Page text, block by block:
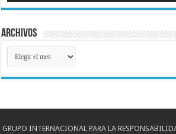
Archivos
Archivos
GRUPO INTERNACIONAL PARA LA